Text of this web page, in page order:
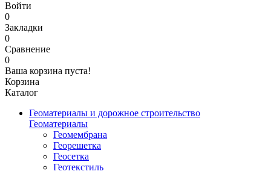
Войти
0
Закладки
0
Сравнение
0
Ваша корзина пуста!
Корзина
Каталог
Геоматериалы и дорожное строительство
Геоматериалы
Геомембрана
Георешетка
Геосетка
Геотекстиль